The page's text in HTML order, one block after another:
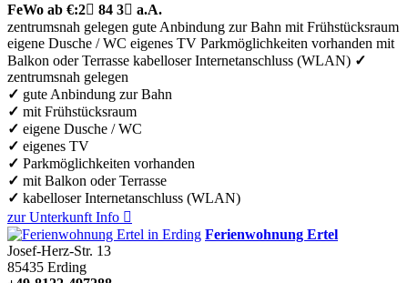
FeWo ab €:2 84 3 a.A.
zentrumsnah gelegen gute Anbindung zur Bahn mit Frühstücksraum
eigene Dusche / WC eigenes TV Parkmöglichkeiten vorhanden mit
Balkon oder Terrasse kabelloser Internetanschluss (WLAN) ✓
zentrumsnah gelegen
✓ gute Anbindung zur Bahn
✓ mit Frühstücksraum
✓ eigene Dusche / WC
✓ eigenes TV
✓ Parkmöglichkeiten vorhanden
✓ mit Balkon oder Terrasse
✓ kabelloser Internetanschluss (WLAN)
zur Unterkunft Info 
Ferienwohnung Ertel
Josef-Herz-Str. 13
85435 Erding